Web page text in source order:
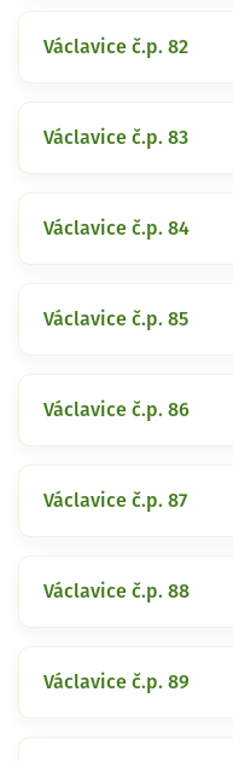
Václavice č.p. 82
Václavice č.p. 83
Václavice č.p. 84
Václavice č.p. 85
Václavice č.p. 86
Václavice č.p. 87
Václavice č.p. 88
Václavice č.p. 89